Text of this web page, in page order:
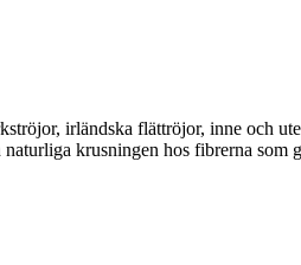
irländska flättröjor, inne och
krusningen hos fibrerna